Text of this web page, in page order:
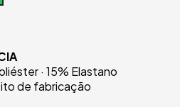
· 15% Elastano
de fabricação